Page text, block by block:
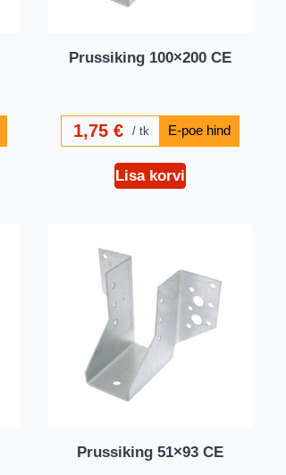
Prussiking 100×200 CE
1,75€ tk
Lisa korvi
Prussiking 51×93 CE